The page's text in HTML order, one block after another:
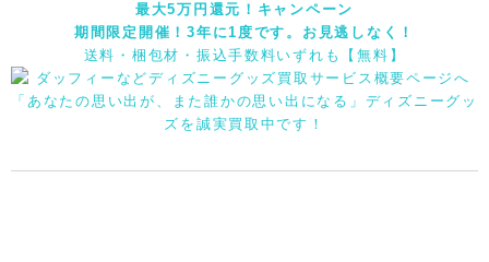
最大5万円還元！キャンペーン
期間限定開催！3年に1度です。お見逃しなく！
送料・梱包材・振込手数料いずれも【無料】
「あなたの思い出が、また誰かの思い出になる」ディズニーグッ
ズを誠実買取中です！